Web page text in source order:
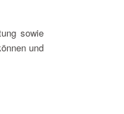
sowie
und